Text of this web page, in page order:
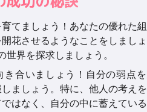
てましょう！あなたの優れた
花させるようなことをしまし
世界を探求しましょう。
き合いましょう！自分の弱点
ましょう。特に、他人の考え
はなく、自分の中に蓄えてい